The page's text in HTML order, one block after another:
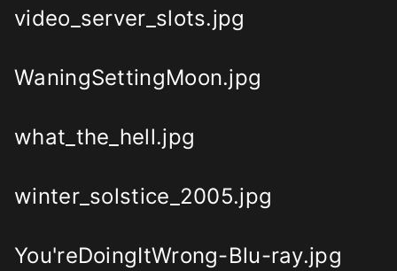
video_server_slots.jpg
WaningSettingMoon.jpg
what_the_hell.jpg
winter_solstice_2005.jpg
You'reDoingItWrong-Blu-ray.jpg